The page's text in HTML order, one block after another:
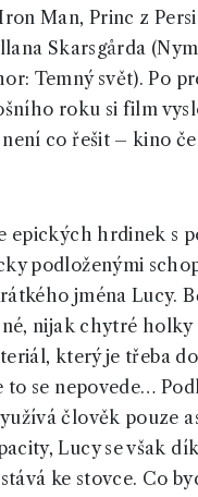
Man, Princ z
Skarsgårda
Temný svět). Po
roku si film
není co řešit – kino
epických hrdinek s
podloženými
jména Lucy.
nijak chytré holky
který je třeba
to se nepovede…
člověk pouze
Lucy se však
ke stovce. Co